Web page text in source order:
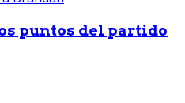
puntos del partido